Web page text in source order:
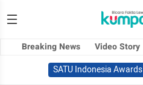
Breaking News Video Story
SATU Indonesia Awards